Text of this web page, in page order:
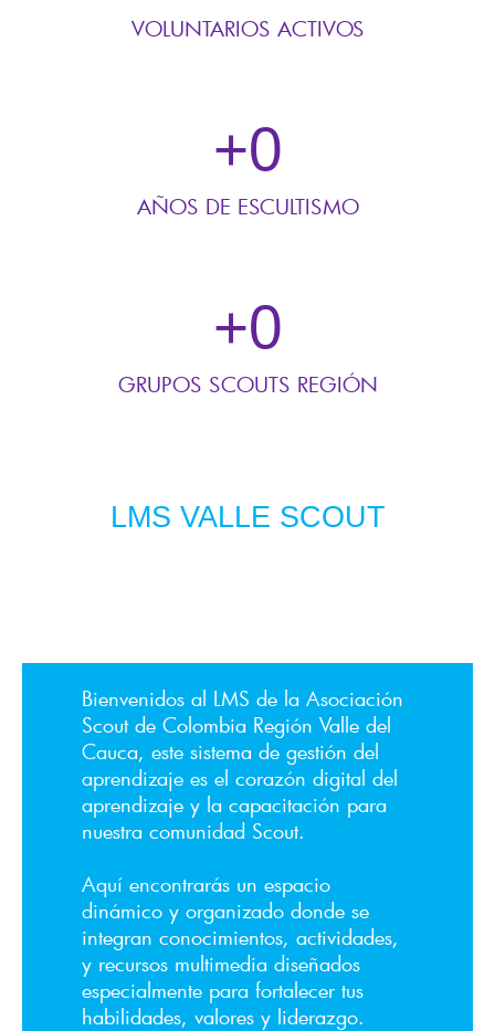
VOLUNTARIOS ACTIVOS
AÑOS DE ESCULTISMO
+0
GRUPOS SCOUTS REGIÓN
+0
LMS VALLE SCOUT
Bienvenidos al LMS de la Asociación
Scout de Colombia Región Valle del
Cauca, este sistema de gestión del
aprendizaje es el corazón digital del
aprendizaje y la capacitación para
nuestra comunidad Scout.
Aquí encontrarás un espacio
dinámico y organizado donde se
integran conocimientos, actividades,
y recursos multimedia diseñados
especialmente para fortalecer tus
habilidades, valores y liderazgo.